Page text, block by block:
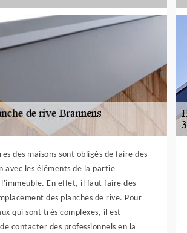
des maisons sont obligés de faire des
avec les éléments de la partie
En effet, il faut faire des
des planches de rive. Pour
qui sont très complexes, il est
contacter des professionnels en la